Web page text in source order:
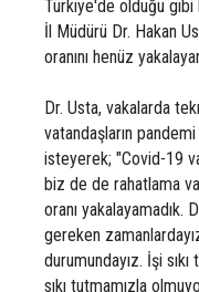
Türkiye'de olduğu gibi
İl Müdürü Dr. Hakan
oranını henüz
Dr. Usta, vakalarda
vatandaşların pandemi
isteyerek; "Covid-19
biz de de rahatlama
oranı yakalayamadık.
gereken
durumundayız. İşi
sıkı tutmamızla